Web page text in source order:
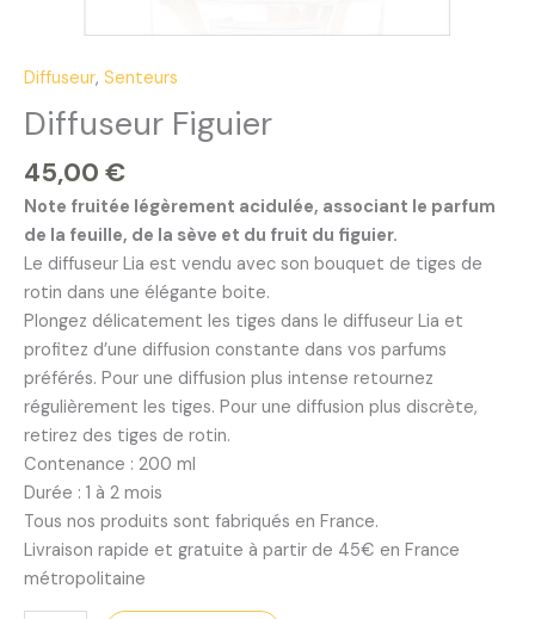
Diffuseur, Senteurs
Diffuseur Figuier
45,00 €
Note fruitée légèrement acidulée, associant le parfum
de la feuille, de la sève et du fruit du figuier.
Le diffuseur Lia est vendu avec son bouquet de tiges de
rotin dans une élégante boite.
Plongez délicatement les tiges dans le diffuseur Lia et
profitez d’une diffusion constante dans vos parfums
préférés. Pour une diffusion plus intense retournez
régulièrement les tiges. Pour une diffusion plus discrète,
retirez des tiges de rotin.
Contenance : 200 ml
Durée : 1 à 2 mois
Tous nos produits sont fabriqués en France.
Livraison rapide et gratuite à partir de 45€ en France
métropolitaine